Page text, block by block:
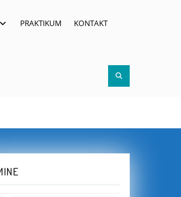
PRAKTIKUM KONTAKT